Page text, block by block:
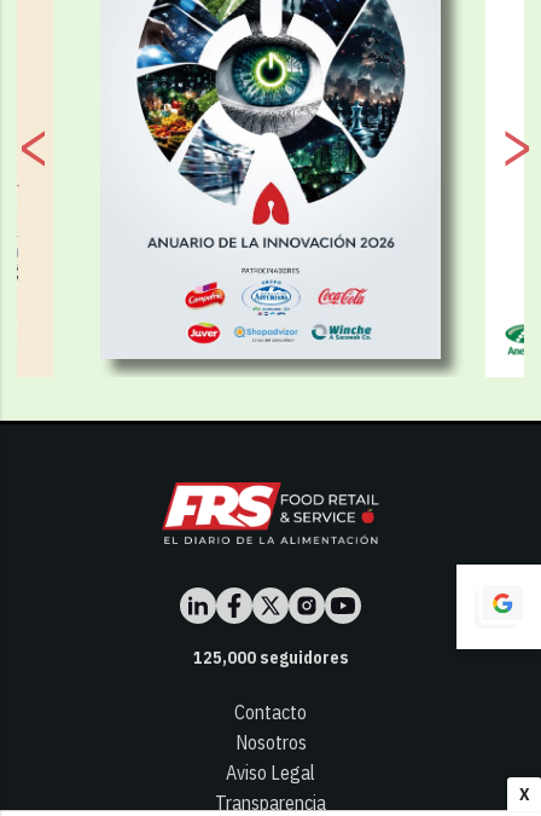
X
125,000seguidores
Contacto
Nosotros
Aviso Legal
Transparencia